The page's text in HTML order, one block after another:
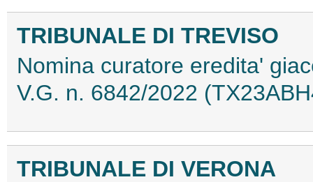
TRIBUNALE DI TREVISO
Nomina curatore eredita'
V.G. n. 6842/2022
TRIBUNALE DI VERONA